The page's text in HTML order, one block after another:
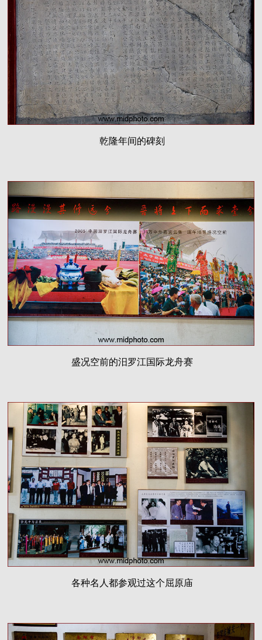
乾隆年间的碑刻
盛况空前的汨罗江国际龙舟赛
各种名人都参观过这个屈原庙